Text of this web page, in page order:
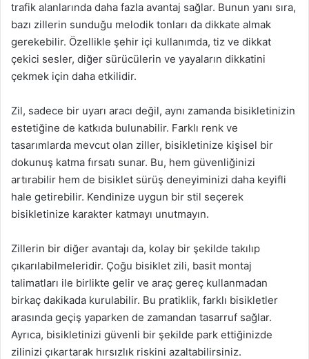
trafik alanlarında daha fazla avantaj sağlar. Bunun yanı sıra,
bazı zillerin sunduğu melodik tonları da dikkate almak
gerekebilir. Özellikle şehir içi kullanımda, tiz ve dikkat
çekici sesler, diğer sürücülerin ve yayaların dikkatini
çekmek için daha etkilidir.
Zil, sadece bir uyarı aracı değil, aynı zamanda bisikletinizin
estetiğine de katkıda bulunabilir. Farklı renk ve
tasarımlarda mevcut olan ziller, bisikletinize kişisel bir
dokunuş katma fırsatı sunar. Bu, hem güvenliğinizi
artırabilir hem de bisiklet sürüş deneyiminizi daha keyifli
hale getirebilir. Kendinize uygun bir stil seçerek
bisikletinize karakter katmayı unutmayın.
Zillerin bir diğer avantajı da, kolay bir şekilde takılıp
çıkarılabilmeleridir. Çoğu bisiklet zili, basit montaj
talimatları ile birlikte gelir ve araç gereç kullanmadan
birkaç dakikada kurulabilir. Bu pratiklik, farklı bisikletler
arasında geçiş yaparken de zamandan tasarruf sağlar.
Ayrıca, bisikletinizi güvenli bir şekilde park ettiğinizde
zilinizi çıkartarak hırsızlık riskini azaltabilirsiniz.